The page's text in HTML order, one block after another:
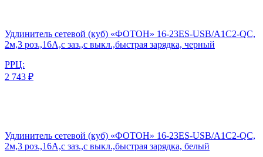
Удлинитель сетевой (куб) «ФОТОН» 16-23ES-USB/A1C2-QC,
2м,3 роз.,16А,с заз.,с выкл.,быстрая зарядка, черный
РРЦ:
2 743 ₽
Удлинитель сетевой (куб) «ФОТОН» 16-23ES-USB/A1C2-QC,
2м,3 роз.,16А,с заз.,с выкл.,быстрая зарядка, белый